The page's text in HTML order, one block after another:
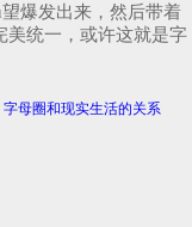
爆发出来，然后带着
美统一，或许这就是字
字母圈和现实生活的关系